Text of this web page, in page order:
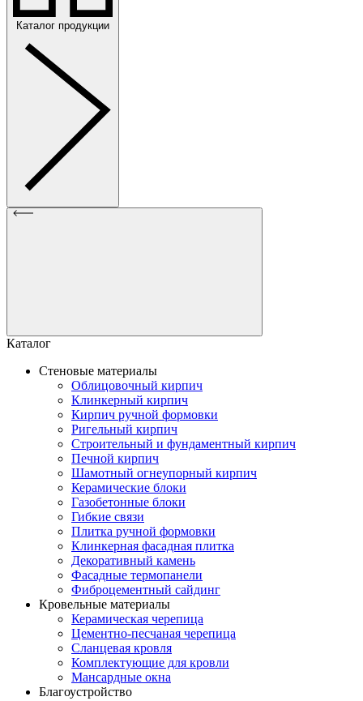
Каталог продукции
Каталог
Стеновые материалы
Облицовочный кирпич
Клинкерный кирпич
Кирпич ручной формовки
Ригельный кирпич
Строительный и фундаментный кирпич
Печной кирпич
Шамотный огнеупорный кирпич
Керамические блоки
Газобетонные блоки
Гибкие связи
Плитка ручной формовки
Клинкерная фасадная плитка
Декоративный камень
Фасадные термопанели
Фиброцементный сайдинг
Кровельные материалы
Керамическая черепица
Цементно-песчаная черепица
Сланцевая кровля
Комплектующие для кровли
Мансардные окна
Благоустройство